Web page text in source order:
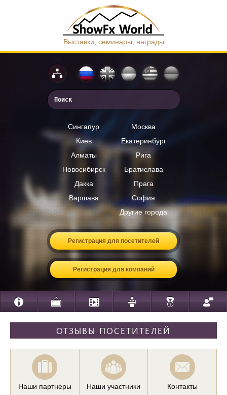
Выставки, семинары, награды
Сингапур
Москва
Киев
Екатеринбург
Алматы
Рига
Новосибирск
Братислава
Дакка
Прага
Варшава
София
Другие города
Регистрация для посетителей
Регистрация для компаний
ОТЗЫВЫ ПОСЕТИТЕЛЕЙ
Наши партнеры Наши участники Контакты